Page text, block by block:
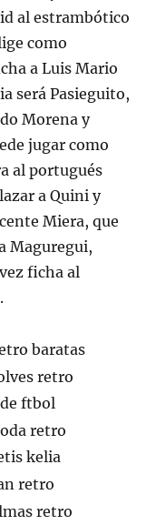
al estrambótico
como
a Luis Mario
será Pasieguito,
Morena y
jugar como
al portugués
a Quini y
Miera, que
Maguregui,
ficha al